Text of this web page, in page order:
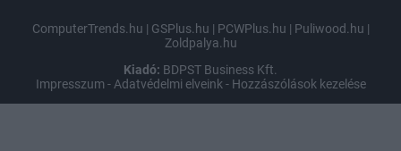
ComputerTrends.hu | GSPlus.hu | PCWPlus.hu | Puliwood.hu |
Zoldpalya.hu
Kiadó: BDPST Business Kft.
Impresszum - Adatvédelmi elveink - Hozzászólások kezelése